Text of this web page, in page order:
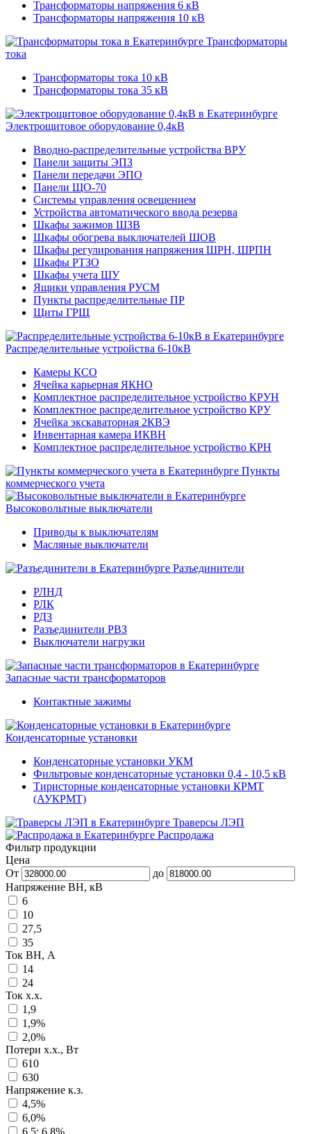
Трансформаторы напряжения 6 кВ
Трансформаторы напряжения 10 кВ
Трансформаторы
тока
Трансформаторы тока 10 кВ
Трансформаторы тока 35 кВ
Электрощитовое оборудование 0,4кВ
Вводно-распределительные устройства ВРУ
Панели защиты ЭПЗ
Панели передачи ЭПО
Панели ЩО-70
Системы управления освещением
Устройства автоматического ввода резерва
Шкафы зажимов ШЗВ
Шкафы обогрева выключателей ШОВ
Шкафы регулирования напряжения ШРН, ШРПН
Шкафы РТЗО
Шкафы учета ШУ
Ящики управления РУСМ
Пункты распределительные ПР
Щиты ГРЩ
Распределительные устройства 6-10кВ
Камеры КСО
Ячейка карьерная ЯКНО
Комплектное распределительное устройство КРУН
Комплектное распределительное устройство КРУ
Ячейка экскаваторная 2КВЭ
Инвентарная камера ИКВН
Комплектное распределительное устройство КРН
Пункты
коммерческого учета
Высоковольтные выключатели
Приводы к выключателям
Масляные выключатели
Разъединители
РЛНД
РЛК
РДЗ
Разъединители РВЗ
Выключатели нагрузки
Запасные части трансформаторов
Контактные зажимы
Конденсаторные установки
Конденсаторные установки УКМ
Фильтровые конденсаторные установки 0,4 - 10,5 кВ
Тиристорные конденсаторные установки КРМТ
(АУКРМТ)
Траверсы ЛЭП
Распродажа
Фильтр продукции
Цена
От
до
Напряжение ВН, кВ
6
10
27,5
35
Ток ВН, А
14
24
Ток х.х.
1,9
1,9%
2,0%
Потери х.х., Вт
610
630
Напряжение к.з.
4,5%
6,0%
6.5; 6.8%